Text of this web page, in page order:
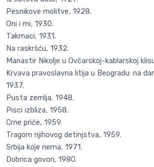
Pesnikove molitve, 1928.
Oni i mi, 1930.
Takmaci, 1931.
Na raskršću, 1932.
Manastir Nikolje u Ovčarskoj-kablarskoj
Krvava pravoslavna litija u Beogradu: na
1937.
Pusta zemlja, 1948.
Pisci izbliza, 1958.
Crne priče, 1959.
Tragom njihovog detinjstva, 1959.
Srbija koje nema, 1971.
Dobrica govori, 1980.